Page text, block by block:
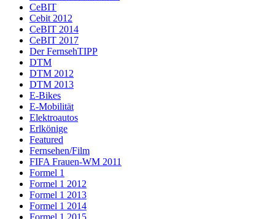
CeBIT
Cebit 2012
CeBIT 2014
CeBIT 2017
Der FernsehTIPP
DTM
DTM 2012
DTM 2013
E-Bikes
E-Mobilität
Elektroautos
Erlkönige
Featured
Fernsehen/Film
FIFA Frauen-WM 2011
Formel 1
Formel 1 2012
Formel 1 2013
Formel 1 2014
Formel 1 2015